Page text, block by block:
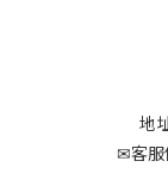
地
✉客